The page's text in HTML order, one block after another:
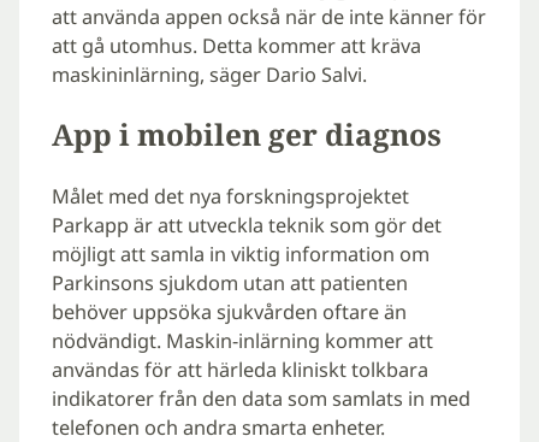
att använda appen också när de inte känner för
att gå utomhus. Detta kommer att kräva
maskininlärning, säger Dario Salvi.
App i mobilen ger diagnos
Målet med det nya forskningsprojektet
Parkapp är att utveckla teknik som gör det
möjligt att samla in viktig information om
Parkinsons sjukdom utan att patienten
behöver uppsöka sjukvården oftare än
nödvändigt. Maskin-inlärning kommer att
användas för att härleda kliniskt tolkbara
indikatorer från den data som samlats in med
telefonen och andra smarta enheter.